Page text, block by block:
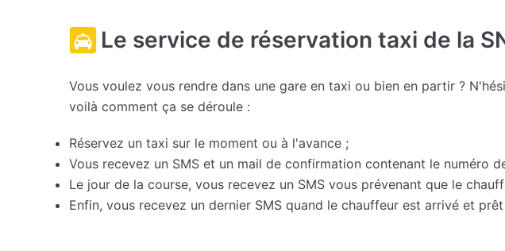
Le service de réservation taxi de la
Vous voulez vous rendre dans une gare en taxi ou bien en partir ?
voilà comment ça se déroule :
Réservez un taxi sur le moment ou à l'avance ;
Vous recevez un SMS et un mail de confirmation contenant le numéro
Le jour de la course, vous recevez un SMS vous prévenant que le
Enfin, vous recevez un dernier SMS quand le chauffeur est arrivé et